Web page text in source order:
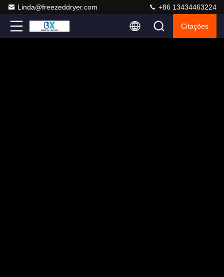
Linda@freezeddryer.com +86 13434463224
Citações